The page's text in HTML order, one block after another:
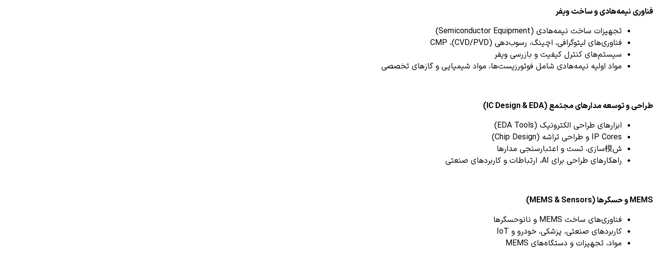
فناوری نیمه‌هادی و ساخت ویفر
تجهیزات ساخت نیمه‌هادی (Semiconductor Equipment)
فناوری‌های لیتوگرافی، اچینگ، رسوب‌دهی (CVD/PVD)، CMP
سیستم‌های کنترل کیفیت و بازرسی ویفر
مواد اولیه نیمه‌هادی شامل فوتورزیست‌ها، مواد شیمیایی و گازهای تخصصی
طراحی و توسعه مدارهای مجتمع (IC Design & EDA)
ابزارهای طراحی الکترونیک (EDA Tools)
IP Cores و طراحی تراشه (Chip Design)
ش模‌سازی، تست و اعتبارسنجی مدارها
راهکارهای طراحی برای AI، ارتباطات و کاربردهای صنعتی
MEMS و حسگرها (MEMS & Sensors)
فناوری‌های ساخت MEMS و نانوحسگرها
کاربردهای صنعتی، پزشکی، خودرو و IoT
مواد، تجهیزات و دستگاه‌های MEMS